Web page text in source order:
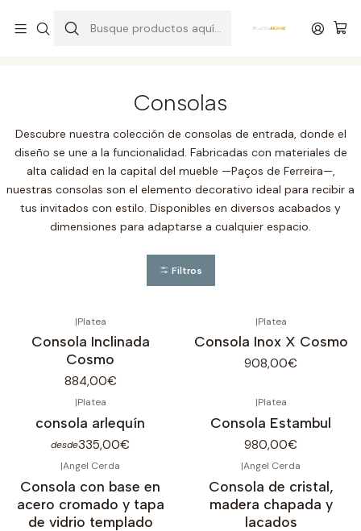
Consolas
Descubre nuestra colección de consolas de entrada, donde el
diseño se une a la funcionalidad. Fabricadas con materiales de
alta calidad en la capital del mueble —Paços de Ferreira—,
nuestras consolas son el elemento decorativo ideal para recibir a
tus invitados con estilo. Disponibles en diversos acabados y
dimensiones para adaptarse a cualquier espacio.
Filtros
|Platea
Consola Inclinada
Cosmo
884,00€
|Platea
Consola Inox X Cosmo
908,00€
|Platea
consola arlequín
desde335,00€
|Platea
Consola Estambul
980,00€
No disponible
|Angel Cerda
Consola con base en
acero cromado y tapa
de vidrio templado
No disponible
|Angel Cerda
Consola de cristal,
madera chapada y
lacados